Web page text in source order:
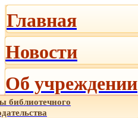
Главная
Новости
Об учреждении
библиотечного